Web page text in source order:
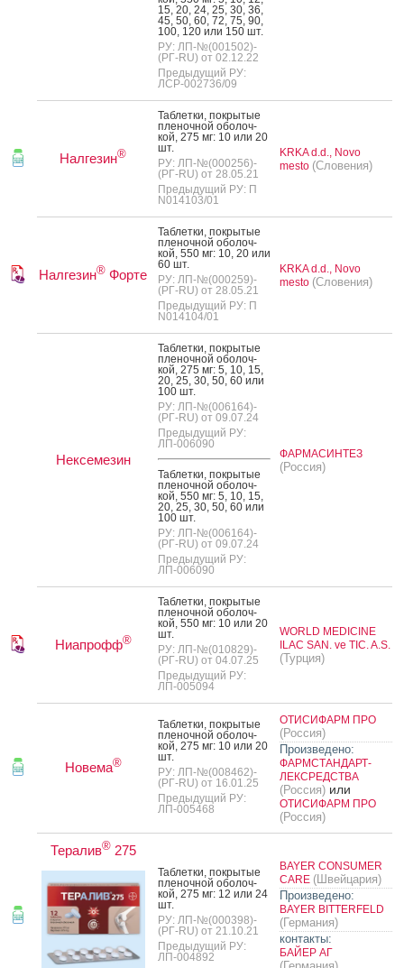
15, 20, 24, 25, 30, 36,
45, 50, 60, 72, 75, 90,
100, 120 или 150 шт.
РУ: ЛП-№(001502)-
(РГ-RU) от 02.12.22
Предыдущий РУ:
ЛСР-002736/09
Налгезин®
Таб­летки, пок­ры­тые
пле­ноч­ной обо­лоч­
кой, 275 мг: 10 или 20
шт.
РУ: ЛП-№(000256)-
(РГ-RU) от 28.05.21
Предыдущий РУ: П
N014103/01
KRKA d.d., Novo
mesto (Словения)
Налгезин® Форте
Таб­летки, пок­ры­тые
пле­ноч­ной обо­лоч­
кой, 550 мг: 10, 20 или
60 шт.
РУ: ЛП-№(000259)-
(РГ-RU) от 28.05.21
Предыдущий РУ: П
N014104/01
KRKA d.d., Novo
mesto (Словения)
Нексемезин
Таб­летки, пок­ры­тые
пле­ноч­ной обо­лоч­
кой, 275 мг: 5, 10, 15,
20, 25, 30, 50, 60 или
100 шт.
РУ: ЛП-№(006164)-
(РГ-RU) от 09.07.24
Предыдущий РУ:
ЛП-006090
Таб­летки, пок­ры­тые
пле­ноч­ной обо­лоч­
кой, 550 мг: 5, 10, 15,
20, 25, 30, 50, 60 или
100 шт.
РУ: ЛП-№(006164)-
(РГ-RU) от 09.07.24
Предыдущий РУ:
ЛП-006090
ФАРМАСИНТЕЗ
(Россия)
Ниапрофф®
Таб­летки, пок­ры­тые
пле­ноч­ной обо­лоч­
кой, 550 мг: 10 или 20
шт.
РУ: ЛП-№(010829)-
(РГ-RU) от 04.07.25
Предыдущий РУ:
ЛП-005094
WORLD MEDICINE
ILAC SAN. ve TIC. A.S.
(Турция)
Новема®
Таб­летки, пок­ры­тые
пле­ноч­ной обо­лоч­
кой, 275 мг: 10 или 20
шт.
РУ: ЛП-№(008462)-
(РГ-RU) от 16.01.25
Предыдущий РУ:
ЛП-005468
ОТИСИФАРМ ПРО
(Россия)
Произведено:
ФАРМСТАНДАРТ-
ЛЕКСРЕДСТВА
(Россия) или
ОТИСИФАРМ ПРО
(Россия)
Тералив®275
Таб­летки, пок­ры­тые
пле­ноч­ной обо­лоч­
кой, 275 мг: 12 или 24
шт.
РУ: ЛП-№(000398)-
(РГ-RU) от 21.10.21
Предыдущий РУ:
ЛП-004892
BAYER CONSUMER
CARE (Швейцария)
Произведено:
BAYER BITTERFELD
(Германия)
контакты:
БАЙЕР АГ